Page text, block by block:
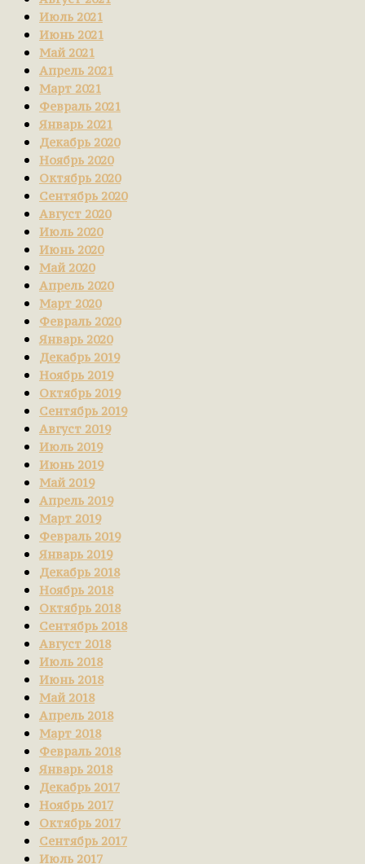
Июль 2021
Июнь 2021
Май 2021
Апрель 2021
Март 2021
Февраль 2021
Январь 2021
Декабрь 2020
Ноябрь 2020
Октябрь 2020
Сентябрь 2020
Август 2020
Июль 2020
Июнь 2020
Май 2020
Апрель 2020
Март 2020
Февраль 2020
Январь 2020
Декабрь 2019
Ноябрь 2019
Октябрь 2019
Сентябрь 2019
Август 2019
Июль 2019
Июнь 2019
Май 2019
Апрель 2019
Март 2019
Февраль 2019
Январь 2019
Декабрь 2018
Ноябрь 2018
Октябрь 2018
Сентябрь 2018
Август 2018
Июль 2018
Июнь 2018
Май 2018
Апрель 2018
Март 2018
Февраль 2018
Январь 2018
Декабрь 2017
Ноябрь 2017
Октябрь 2017
Сентябрь 2017
Июль 2017